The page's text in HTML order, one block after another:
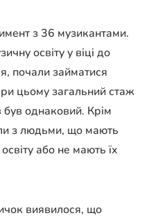
з 36 музикантами.
освіту у віці до
почали займатися
цьому загальний стаж
був однаковий. Крім
з людьми, що мають
або не мають їх
виявилося, що